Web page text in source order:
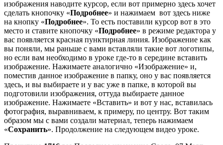
изображения наводите курсор, если вот примерно здесь хочет
сделать кнопочку «Подробнее» и нажимаем вот здесь ниже
на кнопку «Подробнее». То есть поставили курсор вот в это
место и ставите кнопочку «Подробнее» в режиме редактора у
вас появляется красная пунктирная линия. Изображение как
вы поняли, мы раньше с вами вставляли такие вот логотипы,
но если вам необходимо в уроке где-то в середине вставить
изображение. Нажимаете аналогично «Изображение» и,
поместив данное изображение в папку, оно у вас появляется
здесь, и вы выбираете и у вас уже в папке, в которой вы
подготовили изображения, оттуда выбираете данное
изображение. Нажимаете «Вставить» и вот у нас, вставилась
фотография, выравниваем, к примеру, по центру. Вот таким
образом мы с вами создали материал, теперь нажимаем
«Сохранить». Продолжение на следующем видео уроке.